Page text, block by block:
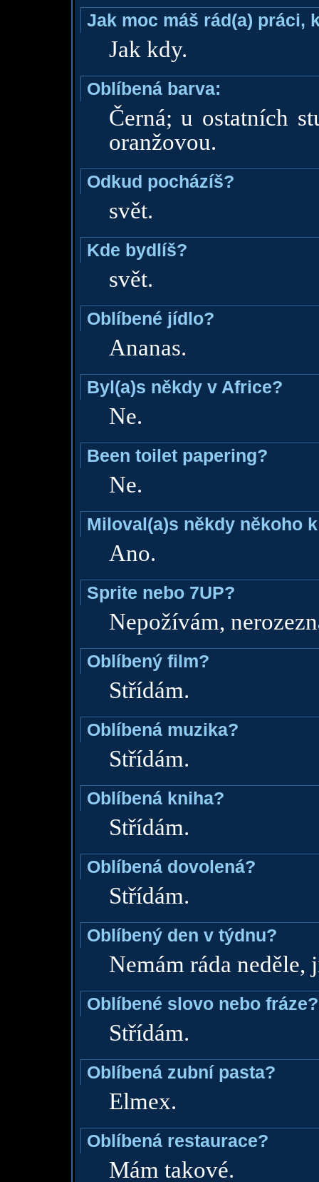
Jak moc máš rád(a) práci,
Jak kdy.
Oblíbená barva:
Černá; u ostatních
oranžovou.
Odkud pocházíš?
svět.
Kde bydlíš?
svět.
Oblíbené jídlo?
Ananas.
Byl(a)s někdy v Africe?
Ne.
Been toilet papering?
Ne.
Miloval(a)s někdy někoho
Ano.
Sprite nebo 7UP?
Nepožívám,
Oblíbený film?
Střídám.
Oblíbená muzika?
Střídám.
Oblíbená kniha?
Střídám.
Oblíbená dovolená?
Střídám.
Oblíbený den v týdnu?
Nemám ráda
Oblíbené slovo nebo fráze?
Střídám.
Oblíbená zubní pasta?
Elmex.
Oblíbená restaurace?
Mám takové.